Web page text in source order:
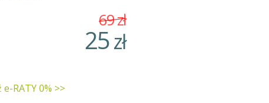
25zł
69zł
RATY 0% >>